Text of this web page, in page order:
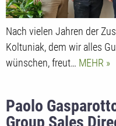
Nach vielen Jahren der
Koltuniak, dem wir alles
wünschen, freut… MEHR
Paolo
Group Sales